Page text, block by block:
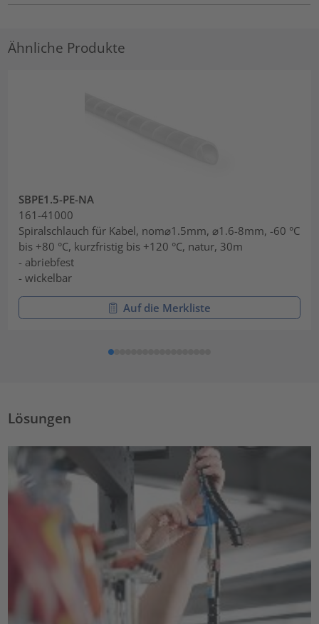
Ähnliche Produkte
SBPE1.5-PE-NA
161-41000
Spiralschlauch für Kabel, nom⌀1.5mm, ⌀1.6-8mm, -60 °C
bis +80 °C, kurzfristig bis +120 °C, natur, 30m
- abriebfest
- wickelbar
Auf die Merkliste
Lösungen